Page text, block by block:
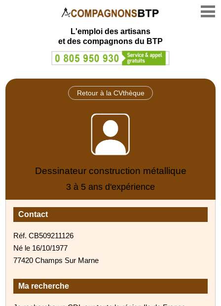
L'emploi des artisans
et des compagnons du BTP
Retour à la CVthèque
Dessinateur construction métallique
3 à 5 ans d'expérience
Contact
Réf. CB509211126
Né le 16/10/1977
77420 Champs Sur Marne
Ma recherche